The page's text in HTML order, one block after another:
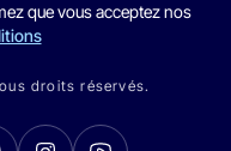
que vous acceptez nos
droits réservés.